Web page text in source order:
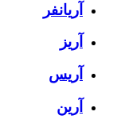
آریانفر
آریز
آریس
آرین